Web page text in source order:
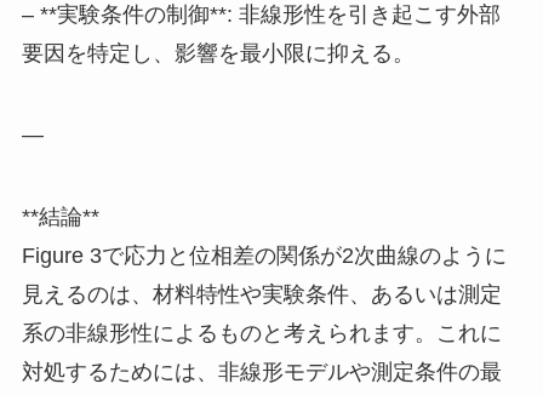
– **実験条件の制御**: 非線形性を引き起こす外部
要因を特定し、影響を最小限に抑える。
—
**結論**
Figure 3で応力と位相差の関係が2次曲線のように
見えるのは、材料特性や実験条件、あるいは測定
系の非線形性によるものと考えられます。これに
対処するためには、非線形モデルや測定条件の最